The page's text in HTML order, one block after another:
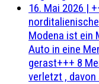
16. Mai 2026 |
Modena ist ein
Auto in eine
gerast+++ 8
verletzt ,